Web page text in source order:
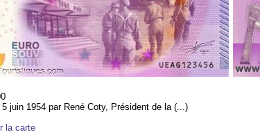
5 juin 1954 par René Coty, Président de la (...)
la carte